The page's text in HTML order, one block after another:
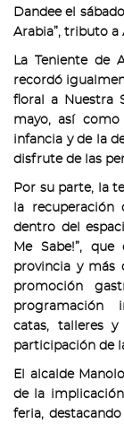
Dandee el
Arabia”, tributo a
La Teniente de
recordó
floral a Nuestra
mayo, así
infancia y de la
disfrute de las
Por su parte, la
la
dentro del
Me Sabe!”,
provincia y más
promoción
programación
catas, talleres
participación de
El alcalde
de la
feria,